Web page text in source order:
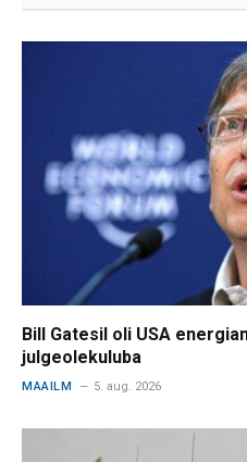
Bill Gatesil oli USA
julgeolekuluba
MAAILM 5. aug. 2026